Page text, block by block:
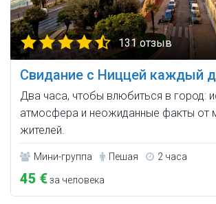
131 отзыв
Свидание с Ниццей каждый
Два часа, чтобы влюбиться в город:
атмосфера и неожиданные факты от
жителей.
Мини-группа Пешая 2 часа
45 €за человека